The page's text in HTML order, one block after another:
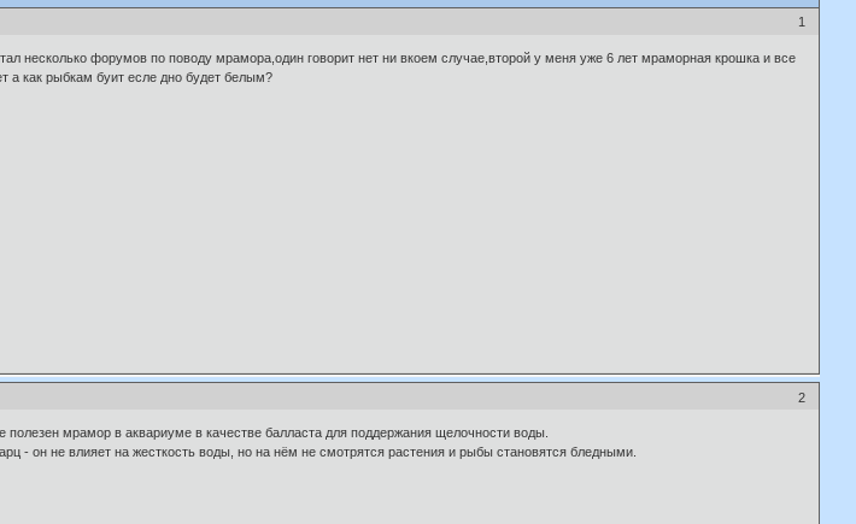
1
несколько форумов по поводу мрамора,один говорит нет ни вкоем случае,второй у меня уже 6 лет мраморная крошка и все
а как рыбкам буит есле дно будет белым?
2
мрамор в аквариуме в качестве балласта для поддержания щелочности воды.
- он не влияет на жесткость воды, но на нём не смотрятся растения и рыбы становятся бледными.